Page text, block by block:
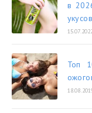
в
укусов
Топ